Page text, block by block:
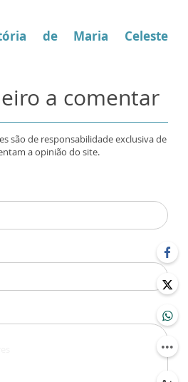
de Maria Celeste
a comentar
são de responsabilidade exclusiva de
a opinião do site.